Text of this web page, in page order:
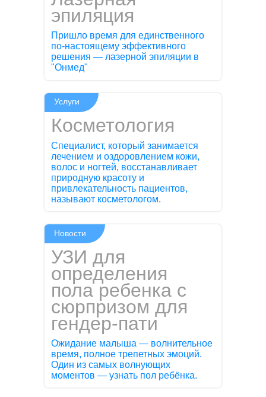
эпиляция
Пришло время для единственного
по-настоящему эффективного
решения — лазерной эпиляции в
"Онмед"
Косметология
Специалист, который занимается
лечением и оздоровлением кожи,
волос и ногтей, восстанавливает
природную красоту и
привлекательность пациентов,
называют косметологом.
Услуги
УЗИ для
определения
пола ребенка с
сюрпризом для
гендер-пати
Ожидание малыша — волнительное
время, полное трепетных эмоций.
Один из самых волнующих
моментов — узнать пол ребёнка.
Новости